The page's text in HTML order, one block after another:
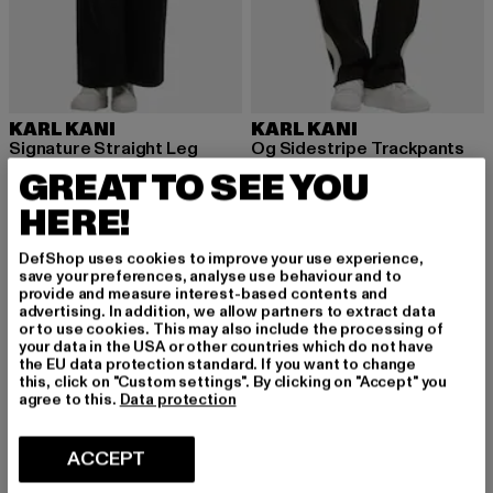
KARL KANI
Signature Straight Leg
EUR 49,79
Huidige prijs: EUR 49,79
EUR 59,99Actieprijs: EUR 59,99
KARL KANI
Og Sidestripe Trackpants
EUR 28,20
Huidige prijs: EUR 28,20
EUR 59,99
-43% -60%
GREAT TO SEE YOU
HERE!
DefShop uses cookies to improve your use experience,
save your preferences, analyse use behaviour and to
provide and measure interest-based contents and
advertising. In addition, we allow partners to extract data
or to use cookies. This may also include the processing of
your data in the USA or other countries which do not have
the EU data protection standard. If you want to change
this, click on "Custom settings". By clicking on "Accept" you
agree to this. Data protection
ACCEPT